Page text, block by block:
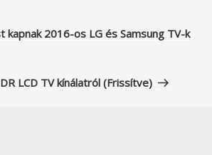
kapnak 2016-os LG és Samsung TV-k
LCD TV kínálatról (Frissítve)